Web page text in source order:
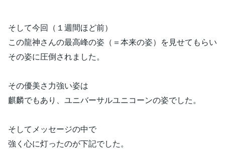
そして今回（１週間ほど前）
この龍神さんの最高峰の姿（＝本来の姿）を見せてもらい
その姿に圧倒されました。
その優美さ力強い姿は
麒麟でもあり、ユニバーサルユニコーンの姿でした。
そしてメッセージの中で
強く心に灯ったのが下記でした。